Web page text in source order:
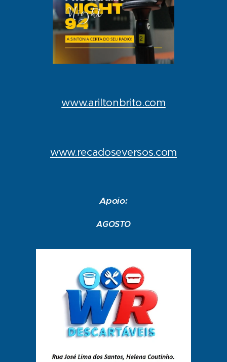
www.ariltonbrito.com
www.recadoseversos.com
Apoio:
AGOSTO